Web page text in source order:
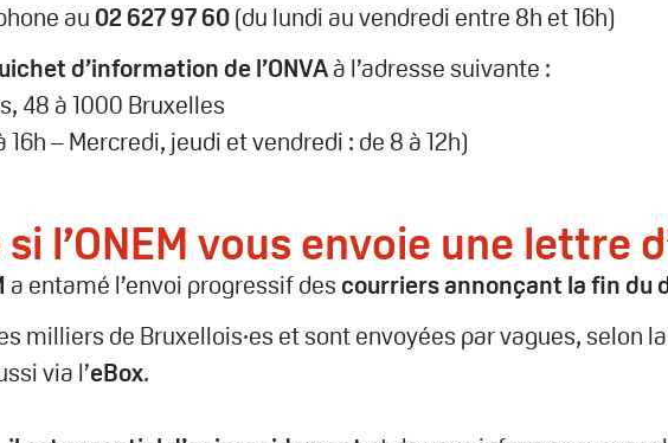
au 02 627 97 60(du lundi au vendredi entre 8h et 16h)
d’information de l’ONVAà l’adresse suivante :
48 à 1000 Bruxelles
16h – Mercredi, jeudi et vendredi : de 8 à 12h)
l’ONEM vous envoie une lettre
a entamé l’envoi progressif des courriers annonçant la fin du
milliers de Bruxellois·es et sont envoyées par vagues, selon
via l’eBox.